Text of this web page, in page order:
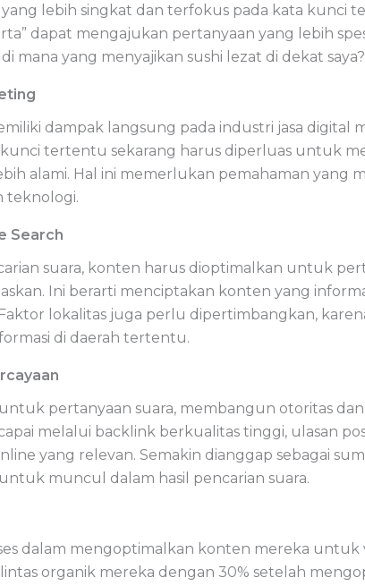
lebih singkat dan terfokus pada kata kunci
dapat mengajukan pertanyaan yang lebih
mana yang menyajikan sushi lezat di dekat
dampak langsung pada industri jasa digital
tertentu sekarang harus diperluas untuk
alami. Hal ini memerlukan pemahaman yang
teknologi.
Search
suara, konten harus dioptimalkan untuk
Ini berarti menciptakan konten yang
lokalitas juga perlu dipertimbangkan,
di daerah tertentu.
pertanyaan suara, membangun otoritas
melalui backlink berkualitas tinggi, ulasan
yang relevan. Semakin dianggap sebagai
muncul dalam hasil pencarian suara.
dalam mengoptimalkan konten mereka untuk
organik mereka dengan 30% setelah